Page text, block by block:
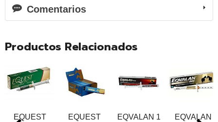
Comentarios
Productos Relacionados
EQUEST
EQUEST
EQVALAN 1
EQVALAN